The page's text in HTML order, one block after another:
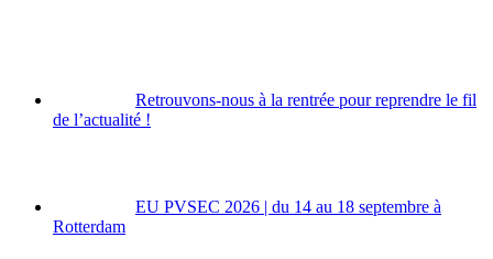
Retrouvons-nous à la rentrée pour reprendre le fil
de l’actualité !
EU PVSEC 2026 | du 14 au 18 septembre à
Rotterdam